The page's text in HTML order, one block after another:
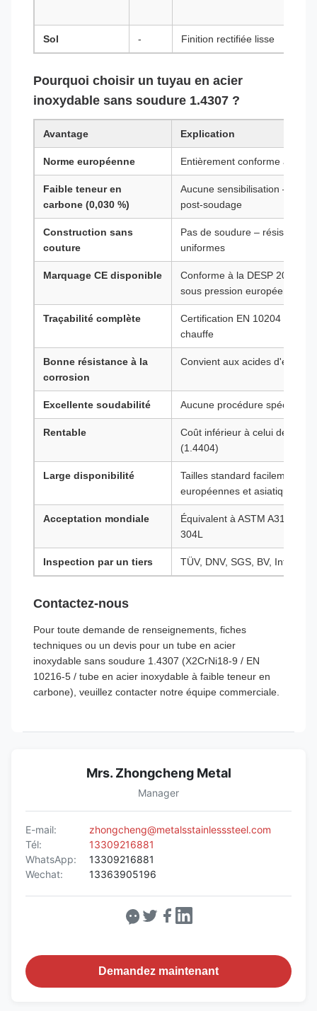
Sol - Finition rectifiée lisse
Pourquoi choisir un tuyau en acier
inoxydable sans soudure 1.4307 ?
Avantage Explication
Norme européenne Entièrement conforme aux
Faible teneur en
carbone (0,030 %)
Aucune sensibilisation –
post-soudage
Construction sans
couture
Pas de soudure – résistance
uniformes
Marquage CE disponible
Conforme à la DESP 2014/
sous pression européens
Traçabilité complète
Certification EN 10204 Type
chauffe
Bonne résistance à la
corrosion
Convient aux acides d'eau
Excellente soudabilité Aucune procédure spéciale
Rentable
Coût inférieur à celui des
(1.4404)
Large disponibilité
Tailles standard facilement
européennes et asiatiques
Acceptation mondiale
Équivalent à ASTM A312
304L
Inspection par un tiers TÜV, DNV, SGS, BV, Intertek
Contactez-nous
Pour toute demande de renseignements, fiches
techniques ou un devis pour un tube en acier
inoxydable sans soudure 1.4307 (X2CrNi18-9 / EN
10216-5 / tube en acier inoxydable à faible teneur en
carbone), veuillez contacter notre équipe commerciale.
Mrs. Zhongcheng Metal
Manager
E-mail:
zhongcheng@metalsstainlesssteel.com
Tél:
13309216881
WhatsApp:
13309216881
Wechat:
13363905196
Demandez maintenant